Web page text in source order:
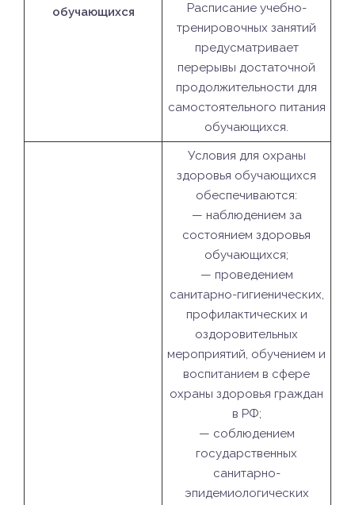
обучающихся
Расписание учебно-
тренировочных занятий
предусматривает
перерывы достаточной
продолжительности для
самостоятельного питания
обучающихся.
Условия для охраны
здоровья обучающихся
обеспечиваются:
— наблюдением за
состоянием здоровья
обучающихся;
— проведением
санитарно-гигиенических,
профилактических и
оздоровительных
мероприятий, обучением и
воспитанием в сфере
охраны здоровья граждан
в РФ;
— соблюдением
государственных
санитарно-
эпидемиологических